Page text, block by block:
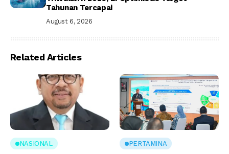
Tahunan Tercapai
August 6, 2026
Related Articles
NASIONAL PERTAMINA